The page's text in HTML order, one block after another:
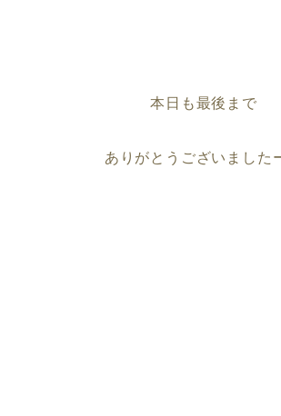
本日も最後まで
ありがとうございました